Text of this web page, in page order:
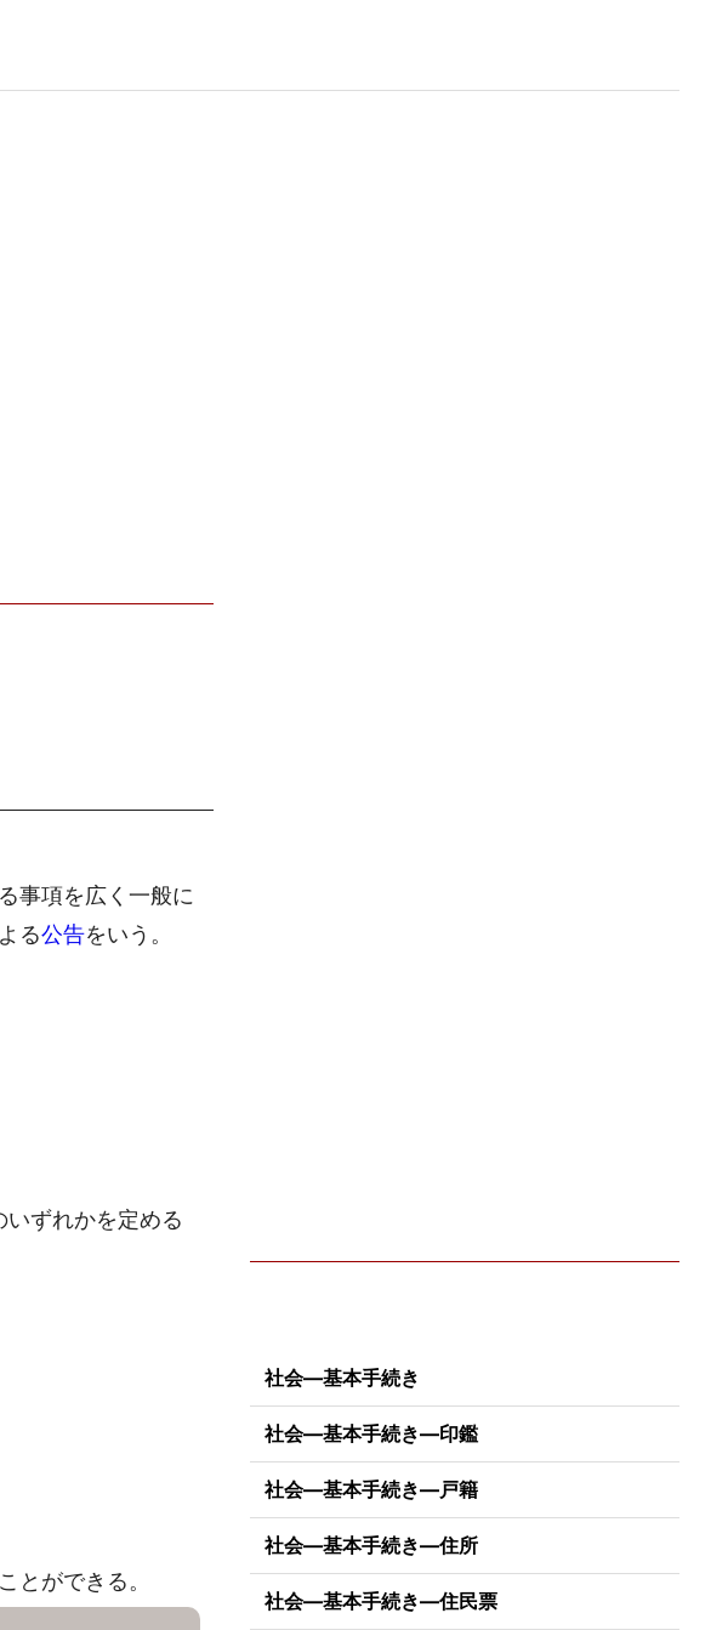
事項を広く一般に
る公告をいう。
いずれかを定める
とができる。
社会―基本手続き
社会―基本手続き―印鑑
社会―基本手続き―戸籍
社会―基本手続き―住所
社会―基本手続き―住民票